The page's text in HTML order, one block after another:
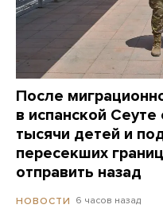
После
в испанской
тысячи детей и
пересекших
отправить назад
НОВОСТИ 6 часов назад